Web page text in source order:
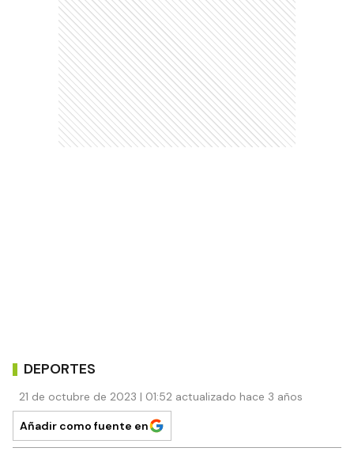
DEPORTES
21 de octubre de 2023 | 01:52 actualizado hace 3 años
Añadir como fuente en